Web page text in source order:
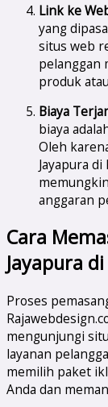
Link ke
yang
situs web
pelanggan
produk
Biaya
biaya
Oleh
Jayapura
anggaran
Cara
Jayapura
Proses
mengunjungi
layanan
memilih paket
Anda dan